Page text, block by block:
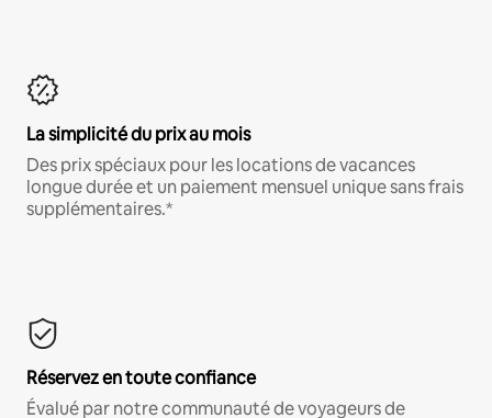
La simplicité du prix au mois
Des prix spéciaux pour les locations de vacances
longue durée et un paiement mensuel unique sans frais
supplémentaires.*
Réservez en toute confiance
Évalué par notre communauté de voyageurs de